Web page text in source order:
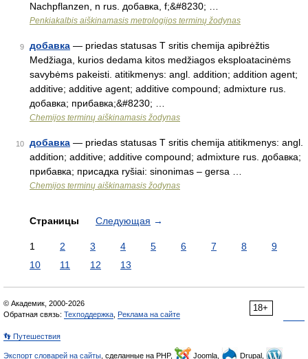
Nachpflanzen, n rus. добавка, f;&#8230; …
Penkiakalbis aiškinamasis metrologijos terminų žodynas
9 добавка — priedas statusas T sritis chemija apibrėžtis
Medžiaga, kurios dedama kitos medžiagos eksploatacinėms
savybėms pakeisti. atitikmenys: angl. addition; addition agent;
additive; additive agent; additive compound; admixture rus.
добавка; прибавка;&#8230; …
Chemijos terminų aiškinamasis žodynas
10 добавка — priedas statusas T sritis chemija atitikmenys: angl.
addition; additive; additive compound; admixture rus. добавка;
прибавка; присадка ryšiai: sinonimas – gersa …
Chemijos terminų aiškinamasis žodynas
Страницы Следующая →
1 2 3 4 5 6 7 8
9
10
11 12 13
18+
© Академик, 2000-2026
Обратная связь: Техподдержка Реклама на сайте
👣 Путешествия
Экспорт словарей на сайты , сделанные на PHP, Joomla, Drupal,